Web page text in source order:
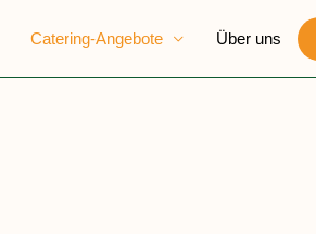
Catering-Angebote Über uns